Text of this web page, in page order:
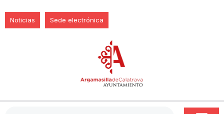
Noticias Sede electrónica